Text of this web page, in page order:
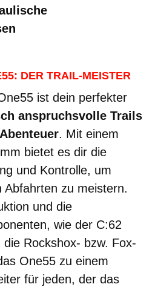
DER TRAIL-MEISTER
ist dein perfekter
anspruchsvolle Trails
. Mit einem
bietet es dir die
und Kontrolle, um
Abfahrten zu meistern.
und die
wie der C:62
Rockshox- bzw. Fox-
One55 zu einem
für jeden, der das